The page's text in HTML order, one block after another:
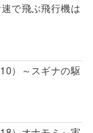
で飛ぶ飛行機は
）～スギナの駆